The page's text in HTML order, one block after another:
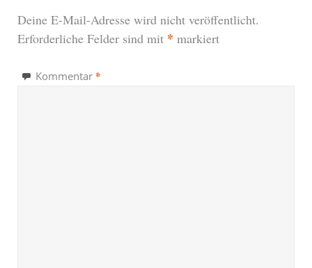
Deine E-Mail-Adresse wird nicht veröffentlicht.
Erforderliche Felder sind mit * markiert
Kommentar *